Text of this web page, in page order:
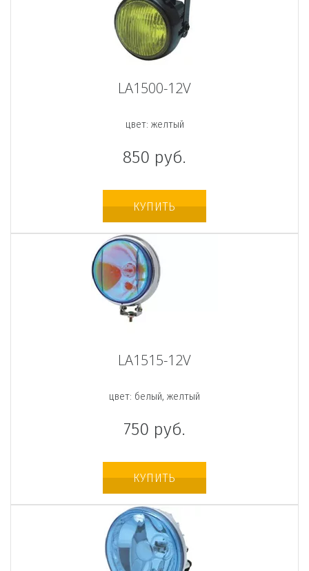
LA1500-12V
цвет: желтый
850 руб.
КУПИТЬ
LA1515-12V
цвет: белый, желтый
750 руб.
КУПИТЬ